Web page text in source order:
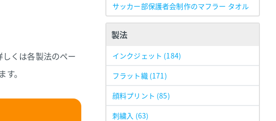
くは各製法のペー
。
サッカー部保護者会制作のマフラー タオル
製法
インクジェット (184)
フラット織 (171)
顔料プリント (85)
刺繍入 (63)